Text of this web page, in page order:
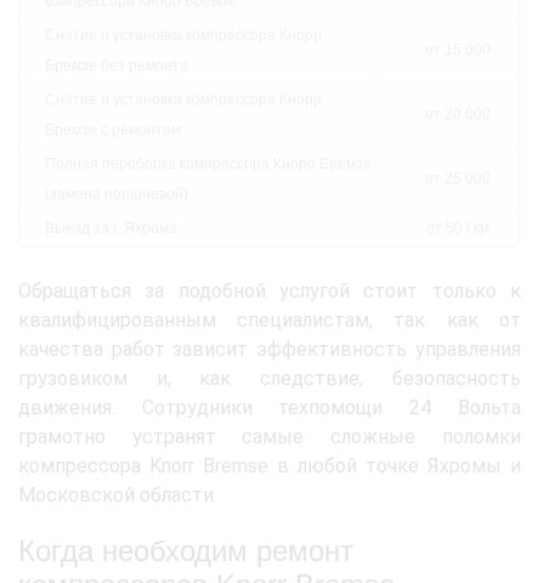
Обращаться за подобной услугой стоит только к
квалифицированным специалистам, так как от
качества работ зависит эффективность управления
грузовиком и, как следствие, безопасность
движения. Сотрудники техпомощи 24 Вольта
грамотно устранят самые сложные поломки
компрессора Knorr Bremse в любой точке Яхромы и
Московской области.
Когда необходим ремонт